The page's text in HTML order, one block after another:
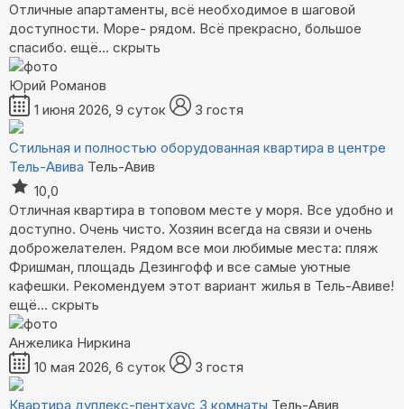
Отличные апартаменты, всё необходимое в шаговой
доступности. Море- рядом. Всё прекрасно, большое
спасибо. ещё... скрыть
Юрий Романов
1 июня 2026, 9 суток
3 гостя
Стильная и полностью оборудованная квартира в центре
Тель-Авива Тель-Авив
10,0
Отличная квартира в топовом месте у моря. Все удобно и
доступно. Очень чисто. Хозяин всегда на связи и очень
доброжелателен. Рядом все мои любимые места: пляж
Фришман, площадь Дезингофф и все самые уютные
кафешки. Рекомендуем этот вариант жилья в Тель-Авиве!
ещё... скрыть
Анжелика Ниркина
10 мая 2026, 6 суток
3 гостя
Квартира дуплекс-пентхаус 3 комнаты Тель-Авив